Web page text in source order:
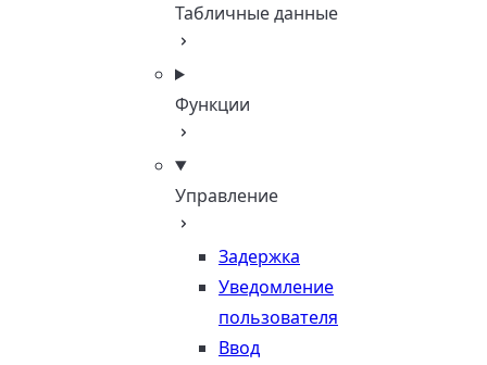
Табличные данные
Функции
Управление
Задержка
Уведомление
пользователя
Ввод